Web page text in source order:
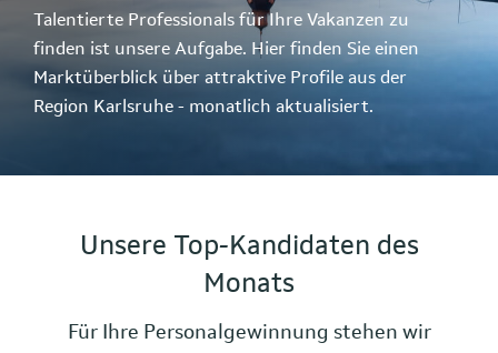
Talentierte Professionals für Ihre Vakanzen zu
finden ist unsere Aufgabe. Hier finden Sie einen
Marktüberblick über attraktive Profile aus der
Region Karlsruhe - monatlich aktualisiert.
Unsere Top-Kandidaten des
Monats
Für Ihre Personalgewinnung stehen wir